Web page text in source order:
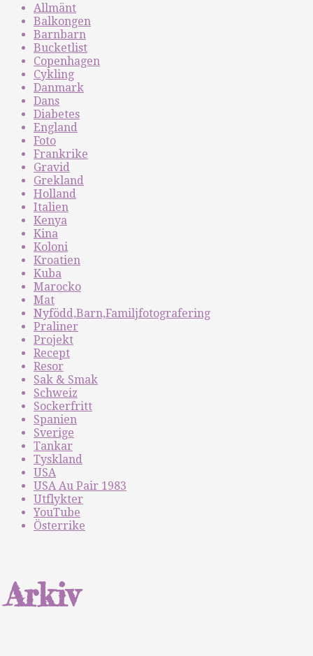
Allmänt
Balkongen
Barnbarn
Bucketlist
Copenhagen
Cykling
Danmark
Dans
Diabetes
England
Foto
Frankrike
Gravid
Grekland
Holland
Italien
Kenya
Kina
Koloni
Kroatien
Kuba
Marocko
Mat
Nyfödd,Barn,Familjfotografering
Praliner
Projekt
Recept
Resor
Sak & Smak
Schweiz
Sockerfritt
Spanien
Sverige
Tankar
Tyskland
USA
USA Au Pair 1983
Utflykter
YouTube
Österrike
Arkiv